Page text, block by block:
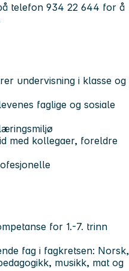
telefon 934 22 644 for å
undervisning i klasse og
faglige og sosiale
med kollegaer, foreldre
for 1.-7. trinn
fag i fagkretsen: Norsk,
musikk, mat og